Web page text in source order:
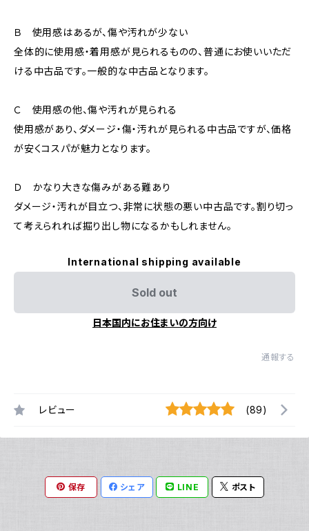
Ｂ 使用感はあるが、傷や汚れが少ない
全体的に使用感・着用感が見られるものの、普通にお使いいただ
ける中古品です。一般的な中古品となります。
Ｃ 使用感の他、傷や汚れが見られる
使用感があり、ダメージ・傷・汚れが見られる中古品ですが、価格
が安くコスパが魅力となります。
Ｄ かなり大きな傷みがある難あり
ダメージ・汚れが目立つ、非常に状態の悪い中古品です。割り切っ
て考えられれば掘り出し物になるかもしれません。
International shipping available
Sold out
日本国内にお住まいの方向け
通報する
レビュー (89)
保存 シェア LINE ポスト